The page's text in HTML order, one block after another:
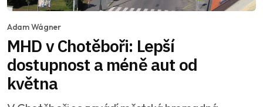
Adam Wágner
MHD v Chotěboři: Lepší
dostupnost a méně aut od
května